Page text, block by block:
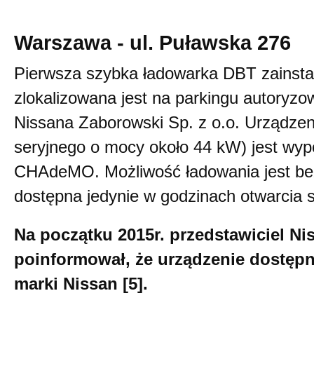
Warszawa - ul. Puławska 276
Pierwsza szybka ładowarka DBT
zlokalizowana jest na parkingu
Nissana Zaborowski Sp. z o.o.
seryjnego o mocy około 44 kW) jest
CHAdeMO. Możliwość ładowania jest
dostępna jedynie w godzinach otwarcia
Na początku 2015r. przedstawiciel
poinformował, że urządzenie
marki Nissan [5].